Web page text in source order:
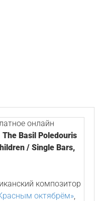
онлайн
The Basil Poledouris
/ Single Bars,
композитор
октябрём»,